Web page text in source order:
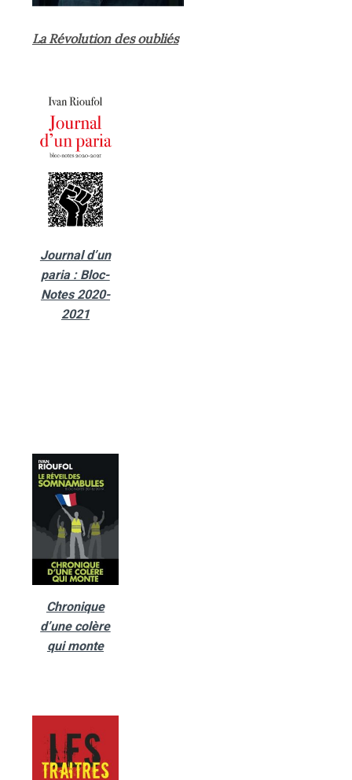
La Révolution des oubliés
Journal d’un
paria : Bloc-
Notes 2020-
2021
Chronique
d’une colère
qui monte